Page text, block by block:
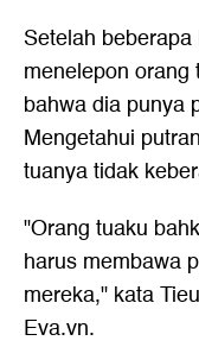
Setelah
menelepon
bahwa dia punya
Mengetahui
tuanya tidak
"Orang tuaku
harus membawa
mereka," kata
Eva.vn.